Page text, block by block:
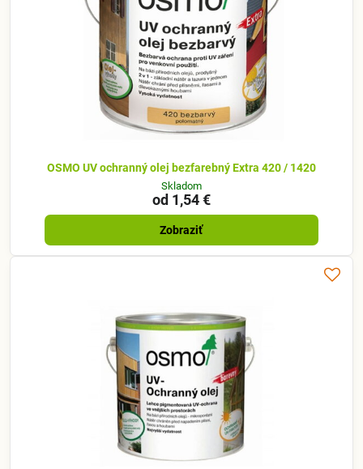
OSMO UV ochranný olej bezfarebný Extra 420 / 1420
Skladom
od 1,54 €
Zobraziť